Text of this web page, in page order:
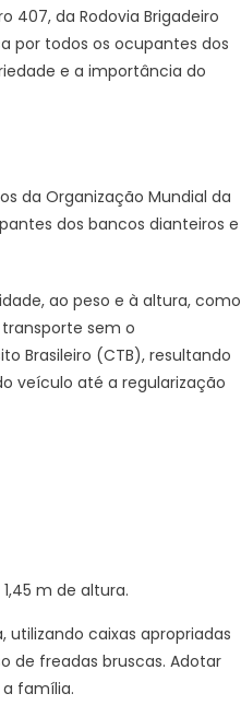
407, da Rodovia Brigadeiro
por todos os ocupantes dos
e a importância do
da Organização Mundial da
dos bancos dianteiros e
ao peso e à altura, como
sem o
Brasileiro (CTB), resultando
veículo até a regularização
m de altura.
caixas apropriadas
de freadas bruscas. Adotar
família.